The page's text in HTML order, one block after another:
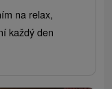
na relax,
každý den